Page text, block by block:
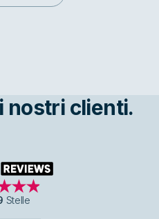
nostri clienti.
OMR Reviews
Stelle